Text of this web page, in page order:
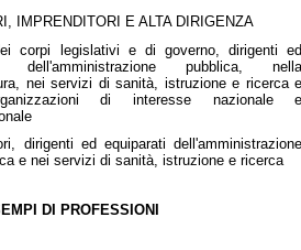
IMPRENDITORI E ALTA DIRIGENZA
corpi legislativi e di governo, dirigenti
dell'amministrazione pubblica,
nei servizi di sanità, istruzione e ricerca
di interesse nazionale
dirigenti ed equiparati
e nei servizi di sanità, istruzione e ricerca
DI PROFESSIONI